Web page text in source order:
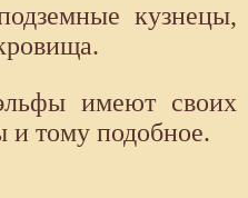
кузнецы,
имеют своих
и тому подобное.